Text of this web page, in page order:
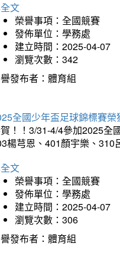
文
榮譽事項：全國競賽
發佈單位：學務處
建立時間：2025-04-07
瀏覽次數：342
發布者：體育組
全國少年盃足球錦標賽榮
！！3/31-4/4參加2025全
楊芎恩、401顏宇樂、310
文
榮譽事項：全國競賽
發佈單位：學務處
建立時間：2025-04-07
瀏覽次數：306
發布者：體育組